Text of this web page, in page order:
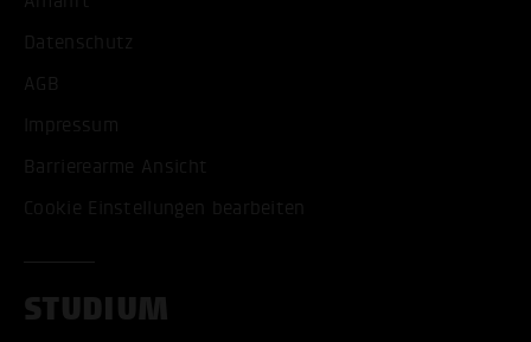
Datenschutz
AGB
Impressum
Barrierearme Ansicht
Cookie Einstellungen bearbeiten
STUDIUM